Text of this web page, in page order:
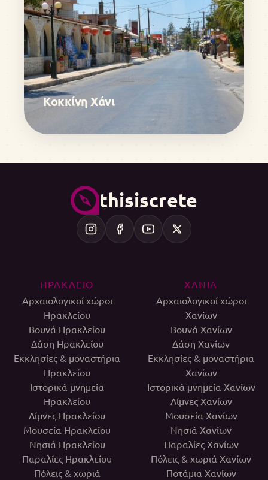
Κοκκίνη Χάνι
thisiscrete
ΗΡΑΚΛΕΙΟ
Αρχαιολογικοί χώροι
Ηρακλείου
Βουνά Ηρακλείου
Δάση Ηρακλείου
Εκκλησίες & μοναστήρια
Ηρακλείου
Ιστορικά μνημεία
Ηρακλείου
Λίμνες Ηρακλείου
Μουσεία Ηρακλείου
Νησιά Ηρακλείου
Παραλίες Ηρακλείου
Πόλεις & χωριά
ΧΑΝΙΑ
Αρχαιολογικοί χώροι
Χανίων
Βουνά Χανίων
Δάση Χανίων
Εκκλησίες & μοναστήρια
Χανίων
Ιστορικά μνημεία Χανίων
Λίμνες Χανίων
Μουσεία Χανίων
Νησιά Χανίων
Παραλίες Χανίων
Πόλεις & χωριά Χανίων
Ποτάμια Χανίων